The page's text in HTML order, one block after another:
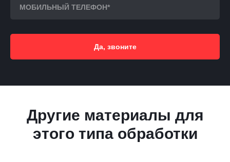
Да, звоните
Другие материалы для
этого типа обработки